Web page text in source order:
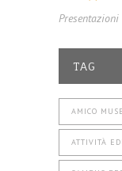
Presentazioni
TAG
AMICO
ATTIVITÀ